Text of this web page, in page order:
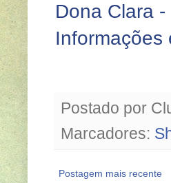
Dona Clara -
Informações
Postado por
Marcadores:
Postagem mais recente